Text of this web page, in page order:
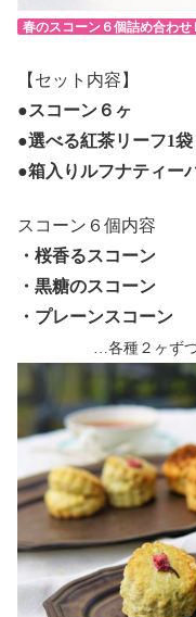
春のスコーン６個詰め合わせ
【セット内容】
●スコーン６ヶ
●選べる紅茶リーフ1袋
●箱入りルフナティー
スコーン６個内容
・桜香るスコーン
・黒糖のスコーン
・プレーンスコーン
…各種２ヶず